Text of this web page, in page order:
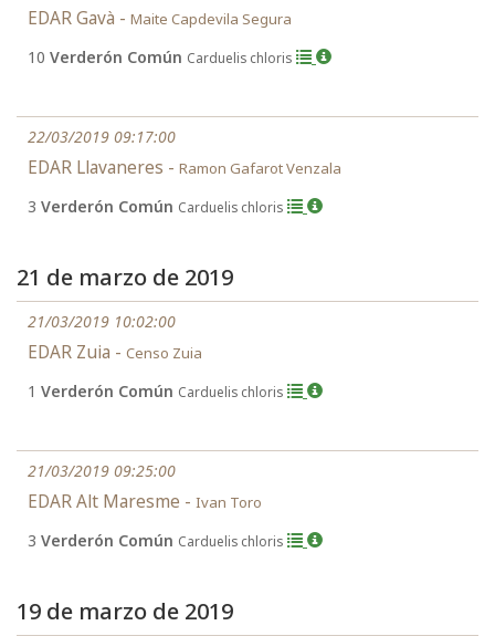
EDAR Gavà - Maite Capdevila Segura
10 Verderón Común Carduelis chloris
22/03/2019 09:17:00
EDAR Llavaneres - Ramon Gafarot Venzala
3 Verderón Común Carduelis chloris
21 de marzo de 2019
21/03/2019 10:02:00
EDAR Zuia - Censo Zuia
1 Verderón Común Carduelis chloris
21/03/2019 09:25:00
EDAR Alt Maresme - Ivan Toro
3 Verderón Común Carduelis chloris
19 de marzo de 2019